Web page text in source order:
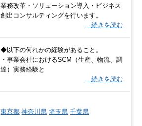
業務改革・ソリューション導入・ビジネス
創出コンサルティングを行います。
…続きを読む
◆以下の何れかの経験があること。
・事業会社におけるSCM（生産、物流、調
達）実務経験と
…続きを読む
東京都 神奈川県 埼玉県 千葉県